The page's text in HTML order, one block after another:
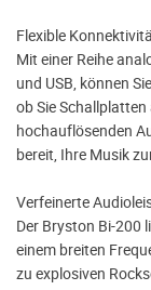
Flexible
Mit einer Reihe
und USB, können
ob Sie
hochauflösenden
bereit, Ihre Musik
Verfeinerte
Der Bryston Bi-200
einem breiten
zu explosiven